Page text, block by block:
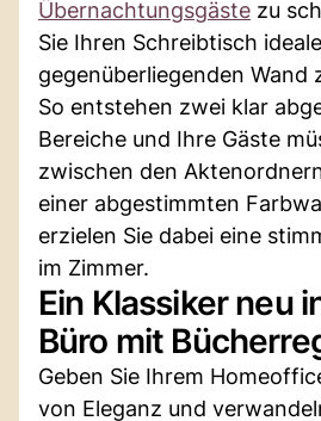
Übernachtungsgäste zu
Sie Ihren Schreibtisch
gegenüberliegenden Wand
So entstehen zwei klar
Bereiche und Ihre Gäste
zwischen den
einer abgestimmten
erzielen Sie dabei eine
im Zimmer.
Ein Klassiker neu
Büro mit
Geben Sie Ihrem
von Eleganz und